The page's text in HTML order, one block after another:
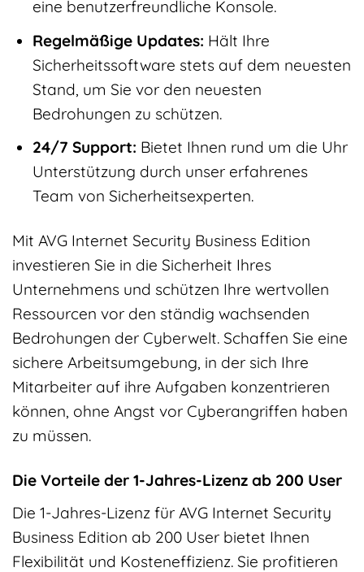
eine benutzerfreundliche Konsole.
Regelmäßige Updates: Hält Ihre
Sicherheitssoftware stets auf dem neuesten
Stand, um Sie vor den neuesten
Bedrohungen zu schützen.
24/7 Support: Bietet Ihnen rund um die Uhr
Unterstützung durch unser erfahrenes
Team von Sicherheitsexperten.
Mit AVG Internet Security Business Edition
investieren Sie in die Sicherheit Ihres
Unternehmens und schützen Ihre wertvollen
Ressourcen vor den ständig wachsenden
Bedrohungen der Cyberwelt. Schaffen Sie eine
sichere Arbeitsumgebung, in der sich Ihre
Mitarbeiter auf ihre Aufgaben konzentrieren
können, ohne Angst vor Cyberangriffen haben
zu müssen.
Die Vorteile der 1-Jahres-Lizenz ab 200 User
Die 1-Jahres-Lizenz für AVG Internet Security
Business Edition ab 200 User bietet Ihnen
Flexibilität und Kosteneffizienz. Sie profitieren